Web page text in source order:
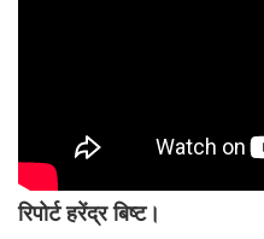
रिपोर्ट हरेंद्र बिष्ट।